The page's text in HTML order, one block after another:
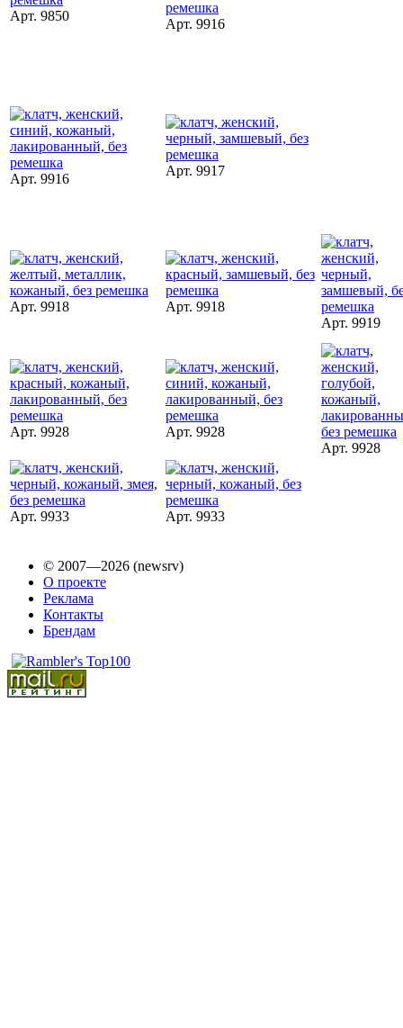
Арт. 9850
Арт. 9916
Арт. 9916
Арт. 9917
Арт. 9918
Арт. 9918
Арт. 9919
Арт. 9928
Арт. 9928
Арт. 9928
Арт. 9933 Арт. 9933
© 2007—2026 (newsrv)
О проекте
Реклама
Контакты
Брендам